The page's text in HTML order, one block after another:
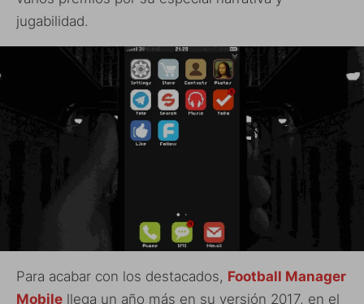
jugabilidad.
Para acabar con los destacados, Football Manager
Mobile llega un año más en su versión 2017, en el